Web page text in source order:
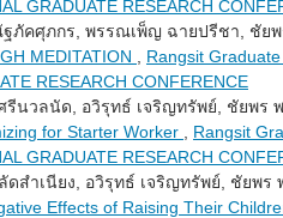
GRADUATE RESEARCH
ภัคศุภกร, พรรณเพ็ญ ฉายปรีชา, ชัย
MEDITATION
Rangsit
RESEARCH CONFERENCE
รีนวลนัด, อวิรุทธ์ เจริญทรัพย์, ชัยพร
for Starter Worker
Rangsit
GRADUATE RESEARCH
ดสำเนียง, อวิรุทธ์ เจริญทรัพย์, ชัยพ
Effects of Raising Their